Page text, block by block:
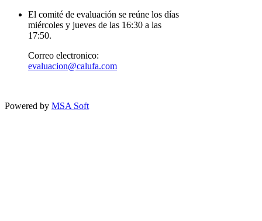
El comité de evaluación se reúne los días
miércoles y jueves de las 16:30 a las
17:50.
Correo electronico:
evaluacion@calufa.com
Powered by MSA Soft